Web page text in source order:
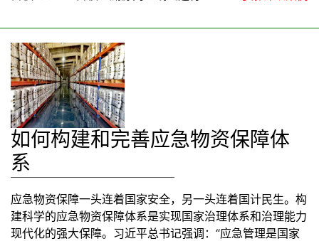
如何构建和完善应急物资保障体
系
应急物资保障一头连着国家安全，另一头连着国计民生。构
建科学的应急物资保障体系是实现国家治理体系和治理能力
现代化的强大保障。习近平总书记强调：“应急管理是国家